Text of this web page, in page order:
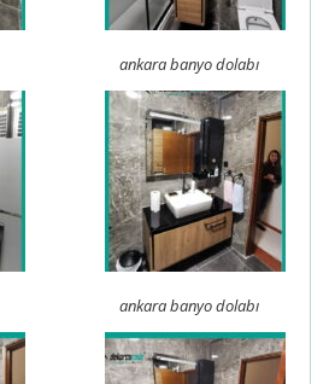
ankara banyo dolabı
ankara banyo dolabı